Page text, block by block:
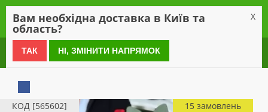
0 800 21 54 55
КОД [565602] 15 замовлень
Вам необхідна доставка в Київ та
область?
X
ТАК НІ, ЗМІНИТИ НАПРЯМОК